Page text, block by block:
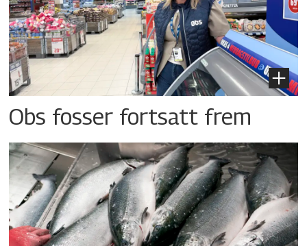
Obs fosser fortsatt frem